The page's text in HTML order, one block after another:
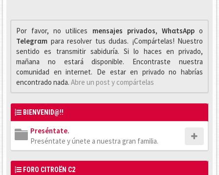
Por favor, no utilices mensajes privados, WhαtsAppo
Telegrαm para resolver tus dudas. ¡Compártelas! Nuestro
sentido es transmitir sabiduría. Si lo haces en privado,
mañana no estará disponible. Encontraste nuestra
comunidad en internet. De estar en privado no habrías
encontrado nada. Abre un post y compártelas
BIENVENID@!!
Preséntate.
Preséntate y únete a nuestra gran familia.
FORO CITROËN C2